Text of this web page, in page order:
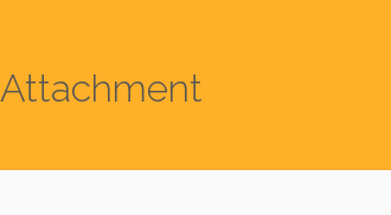
Attachment